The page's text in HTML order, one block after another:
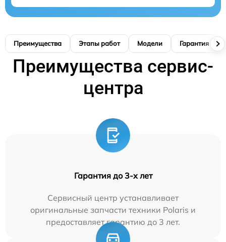
Преимущества Этапы работ Модели Гарантия
Преимущества сервис-
центра
Гарантия до 3-х лет
Сервисный центр устанавливает
оригинальные запчасти техники Polaris и
предоставляет гарантию до 3 лет.